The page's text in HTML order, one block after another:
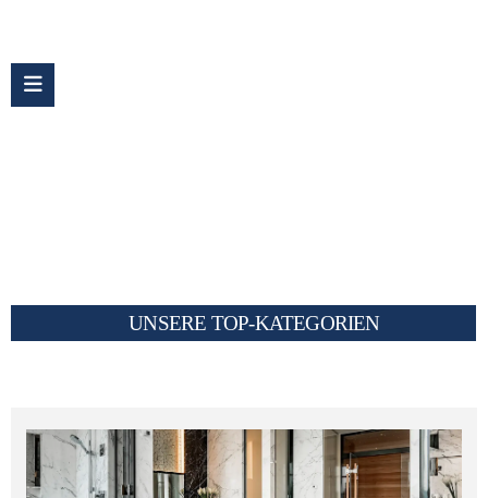
UNSERE TOP-KATEGORIEN